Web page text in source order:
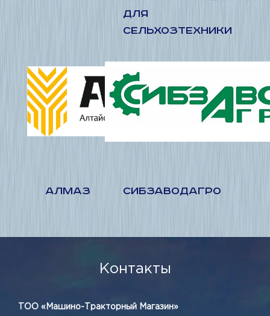
ДЛЯ
СЕЛЬХОЗТЕХНИКИ
АЛМАЗ СИБЗАВОДАГРО
Контакты
ТОО «Машино-Тракторный Магазин»